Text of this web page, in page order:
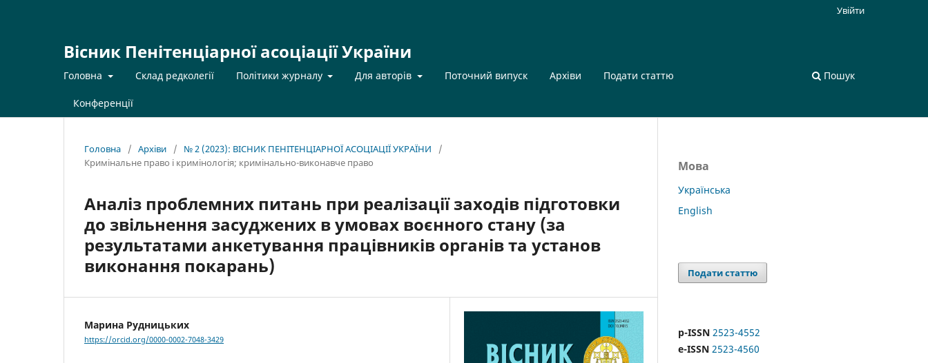
Вісник Пенітенціарної асоціації України
Головна Склад редколегії Політики журналу Для авторів Поточний випуск Архіви Подати статтю
Конференції
Пошук
Увійти
Головна / Архіви / № 2 (2023): ВІСНИК ПЕНІТЕНЦІАРНОЇ АСОЦІАЦІЇ УКРАЇНИ
/
Кримінальне право і кримінологія; кримінально-виконавче право
Аналіз проблемних питань при реалізації заходів підготовки
до звільнення засуджених в умовах воєнного стану (за
результатами анкетування працівників органів та установ
виконання покарань)
Марина Рудницьких
https://orcid.org/0000-0002-7048-3429
Мова
Українська
English
Подати статтю
p-ISSN 2523-4552
e-ISSN 2523-4560